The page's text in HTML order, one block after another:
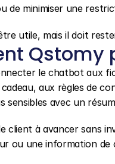
de minimiser une
utile, mais il doit
Qstomy
le chatbot aux
aux règles de
sensibles avec un
client à avancer sans
ou une information